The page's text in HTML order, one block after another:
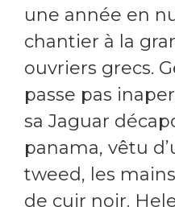
une année en
chantier à la
ouvriers grecs.
passe pas
sa Jaguar
panama, vêtu
tweed, les
de cuir noir.